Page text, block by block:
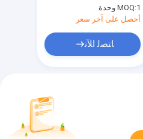
MOQ:1 وحدة
أحصل على آخر سعر
ﺎﺘﺼﻟ ﺍﻶﻧ